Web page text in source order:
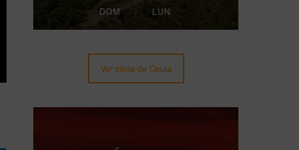
DOM LUN
Ver clima de Ceuta